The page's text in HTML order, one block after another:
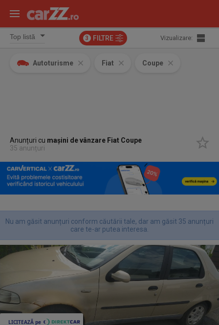
3 FILTRE Vizualizare:
Autoturisme Fiat Coupe
Anunțuri cu mașini de vânzare Fiat Coupe
35 anunțuri
Nu am găsit anunțuri conform căutării tale, dar am găsit 35 anunțuri
care te-ar putea interesa.